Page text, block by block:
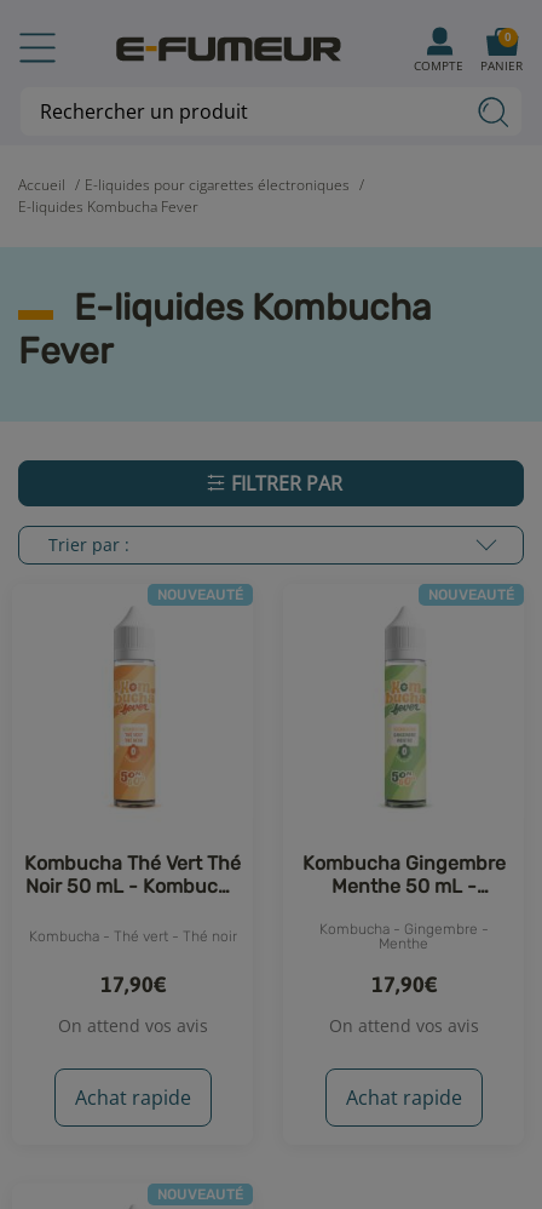
Accueil
E-liquides pour cigarettes électroniques
E-liquides Kombucha Fever
E-liquides Kombucha
Fever
FILTRER PAR
Trier par :
NOUVEAUTÉ
Kombucha Thé Vert Thé
Noir 50 mL - Kombucha
Kombucha - Thé vert - Thé noir
17,90€
On attend vos avis
Achat rapide
NOUVEAUTÉ
Kombucha Gingembre
Menthe 50 mL -
Kombucha - Gingembre -
Menthe
17,90€
On attend vos avis
Achat rapide
NOUVEAUTÉ
COMPTE PANIER
0